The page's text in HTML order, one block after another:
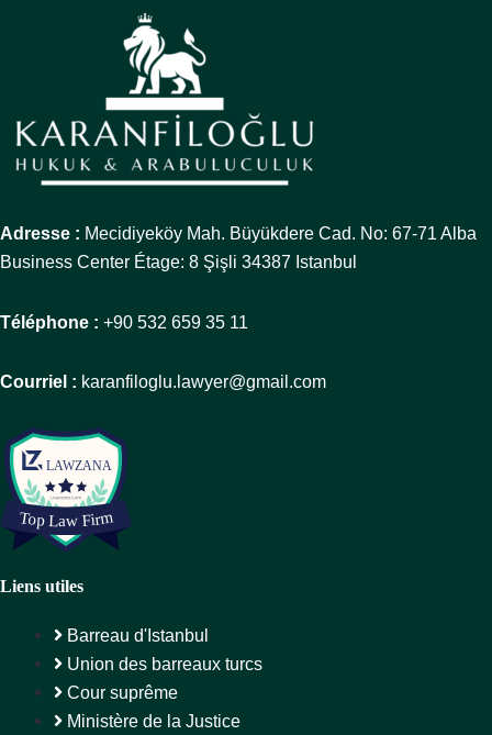
Adresse : Mecidiyeköy Mah. Büyükdere Cad. No: 67-71 Alba
Business Center Étage: 8 Şişli 34387 Istanbul
Téléphone : +90 532 659 35 11
Courriel : karanfiloglu.lawyer@gmail.com
Liens utiles
Barreau d'Istanbul
Union des barreaux turcs
Cour suprême
Ministère de la Justice